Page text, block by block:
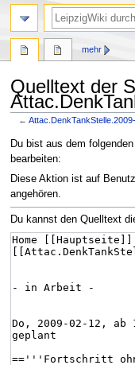
Quelltext der
←
Zur
Navigation
springen
Zur
Suche
springen
Du bist aus dem
bearbeiten:
Diese Aktion ist auf
angehören.
Du kannst den Quelltext
mehr